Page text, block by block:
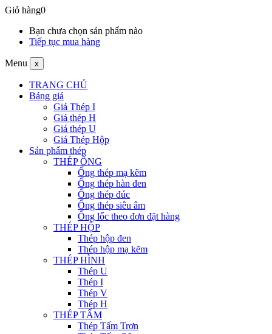
Giỏ hàng0
Bạn chưa chọn sản phẩm nào
Tiếp tục mua hàng
Menu x
TRANG CHỦ
Bảng giá
Giá Thép I
Giá thép H
Giá thép U
Giá Thép Hộp
Sản phẩm thép
THÉP ỐNG
Ống thép mạ kẽm
Ống thép hàn đen
Ống thép đúc
Ống thép siêu âm
Ống lốc theo đơn đặt hàng
THÉP HỘP
Thép hộp đen
Thép hộp mạ kẽm
THÉP HÌNH
Thép U
Thép I
Thép V
Thép H
THÉP TẤM
Thép Tấm Trơn